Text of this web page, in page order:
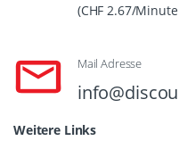
(CHF 2.67/
Mail Adresse
Weitere Links